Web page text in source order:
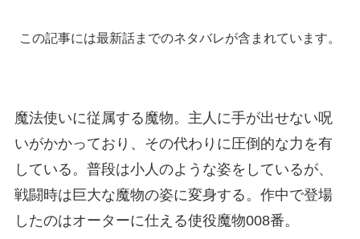
この記事には最新話までのネタバレが含まれています。
魔法使いに従属する魔物。主人に手が出せない呪
いがかかっており、その代わりに圧倒的な力を有
している。普段は小人のような姿をしているが、
戦闘時は巨大な魔物の姿に変身する。作中で登場
したのはオーターに仕える使役魔物008番。